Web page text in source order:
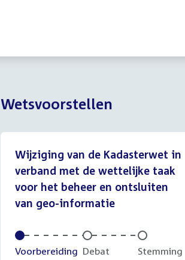
Wetsvoorstellen
Wijziging van de Kadasterwet in
verband met de wettelijke taak
voor het beheer en ontsluiten
van geo-informatie
Voltooid:
Voorbereiding Onvoltooid:
Debat Onvoltooid:
Stemming